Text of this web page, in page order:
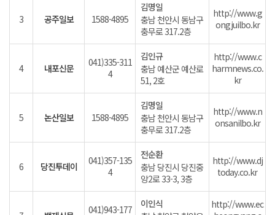
3 공주일보 1588-4895
김명일
충남 천안시 동남구
충무로 317.2층
http://www.g
ongjuilbo.kr
4 내포신문
041)335-311
4
김인규
충남 예산군 예산로
51, 2호
http://www.c
harmnews.co.
kr
5 논산일보 1588-4895
김명일
충남 천안시 동남구
충무로 317.2층
http://www.n
onsanilbo.kr
6 당진투데이
041)357-135
4
전순환
충남 당진시 당진중
앙2로 33-3, 3층
http://www.dj
today.co.kr
041)943-177
이인식
http://www.ec